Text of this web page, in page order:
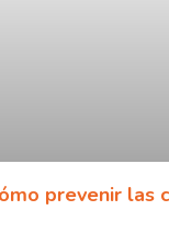
prevenir las